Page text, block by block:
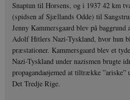
Snaptun til Horsens, og i 1937 42 km
(spidsen af Sjællands Odde) til
Jenny Kammersgaard blev på
Adolf Hitlers Nazi-Tyskland, hvor hun
præstationer. Kammersgaard blev et
Nazi-Tyskland under nazismen brugte
propagandaøjemed at tiltrække
Det Tredje Rige.